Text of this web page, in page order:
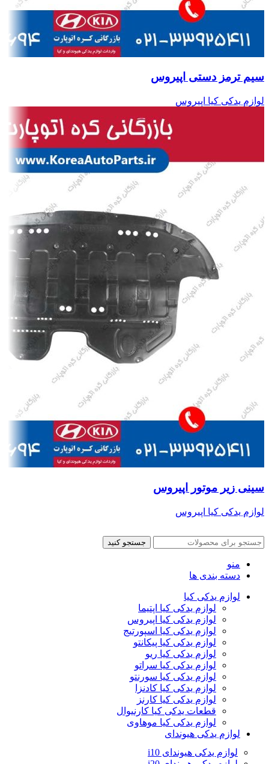
سیم ترمز دستی اپیروس
لوازم یدکی کیا اپیروس
سینی زیر موتور اپیروس
لوازم یدکی کیا اپیروس
جستجو کنید
منو
دسته بندی ها
لوازم یدکی کیا
لوازم یدکی کیا اپتیما
لوازم یدکی کیا اپیروس
لوازم یدکی کیا اسپورتیج
لوازم یدکی کیا پیکانتو
لوازم یدکی کیا ریو
لوازم یدکی کیا سراتو
لوازم یدکی کیا سورنتو
لوازم یدکی کیا کادنزا
لوازم یدکی کیا کارنز
قطعات یدکی کیا کارنیوال
لوازم یدکی کیا موهاوی
لوازم یدکی هیوندای
لوازم یدکی هیوندای i10